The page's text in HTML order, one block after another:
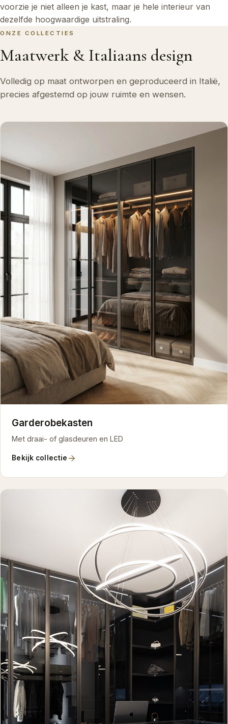
voorzie je niet alleen je kast, maar je hele interieur van
dezelfde hoogwaardige uitstraling.
ONZE COLLECTIES
Maatwerk & Italiaans design
Volledig op maat ontworpen en geproduceerd in Italië,
precies afgestemd op jouw ruimte en wensen.
Garderobekasten
Met draai- of glasdeuren en LED
Bekijk collectie